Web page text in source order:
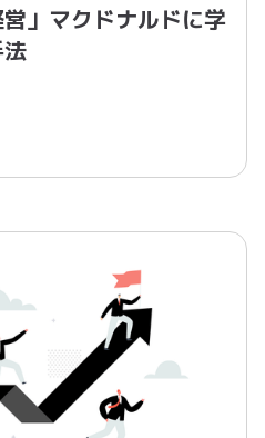
営」マクドナルドに学